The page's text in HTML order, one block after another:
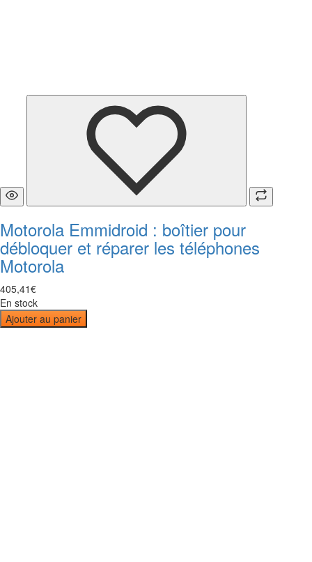
Motorola Emmidroid : boîtier pour
débloquer et réparer les téléphones
Motorola
405,41€
En stock
Ajouter au panier